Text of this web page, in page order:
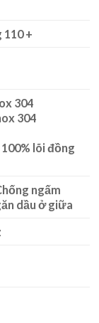
110 +
304
304
lõi đồng
ngấm
dầu ở giữa